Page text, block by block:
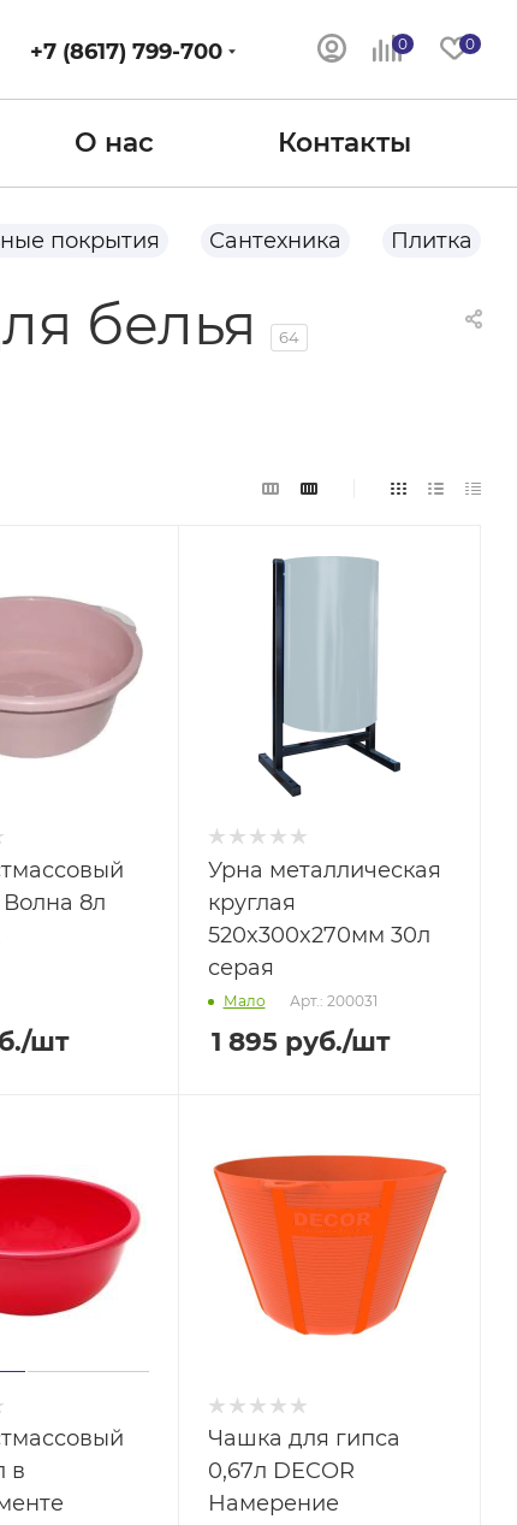
0 0
+7 (8617) 799-700
О нас Контакты
покрытия Сантехника Плитка
белья 64
8л
/шт
Урна металлическая
круглая
520x300x270мм 30л
серая
Мало Арт.: 200031
1 895руб./шт
в
Чашка для гипса
0,67л DECOR
Намерение